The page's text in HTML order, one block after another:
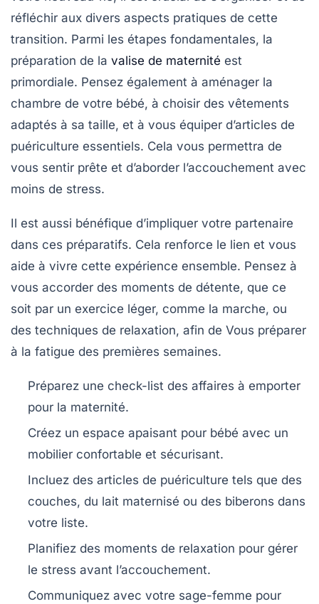
réfléchir aux divers aspects pratiques de cette
transition. Parmi les étapes fondamentales, la
préparation de la valise de maternité est
primordiale. Pensez également à aménager la
chambre de votre bébé, à choisir des vêtements
adaptés à sa taille, et à vous équiper d’articles de
puériculture essentiels. Cela vous permettra de
vous sentir prête et d’aborder l’accouchement avec
moins de stress.
Il est aussi bénéfique d’impliquer votre partenaire
dans ces préparatifs. Cela renforce le lien et vous
aide à vivre cette expérience ensemble. Pensez à
vous accorder des moments de détente, que ce
soit par un exercice léger, comme la marche, ou
des techniques de relaxation, afin de Vous préparer
à la fatigue des premières semaines.
Préparez une check-list des affaires à emporter
pour la maternité.
Créez un espace apaisant pour bébé avec un
mobilier confortable et sécurisant.
Incluez des articles de puériculture tels que des
couches, du lait maternisé ou des biberons dans
votre liste.
Planifiez des moments de relaxation pour gérer
le stress avant l’accouchement.
Communiquez avec votre sage-femme pour